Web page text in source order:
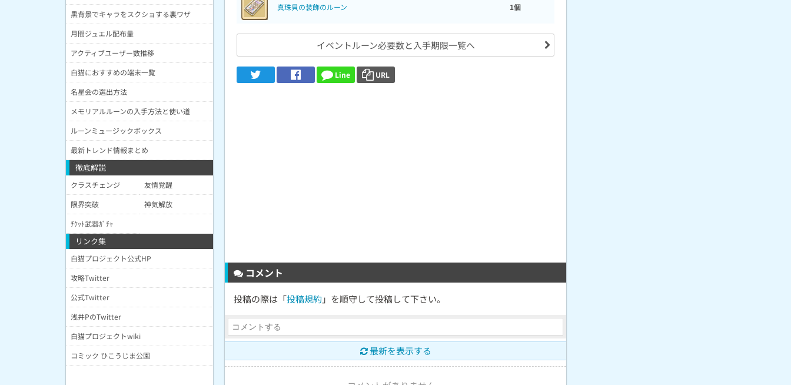
真珠貝の装飾のルーン 1個
イベントルーン必要数と入手期限一覧へ
Line URL
コメント
投稿の際は「投稿規約 」を順守して投稿して下さい。
最新を表示する
黒背景でキャラをスクショする裏ワザ
月間ジュエル配布量
アクティブユーザー数推移
白猫におすすめの端末一覧
名星会の選出方法
メモリアルルーンの入手方法と使い道
ルーンミュージックボックス
最新トレンド情報まとめ
徹底解説
クラスチェンジ
友情覚醒
限界突破
神気解放
ﾁｹｯﾄ武器ｶﾞﾁｬ
リンク集
白猫プロジェクト公式HP
攻略Twitter
公式Twitter
浅井PのTwitter
白猫プロジェクトwiki
コミック ひこうじま公園